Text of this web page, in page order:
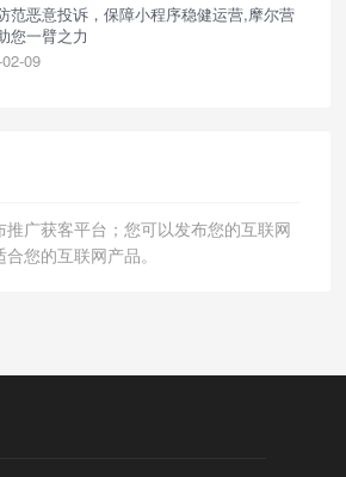
范恶意投诉，保障小程序稳健运营,摩尔营
您一臂之力
09
广获客平台；您可以发布您的互联网
您的互联网产品。